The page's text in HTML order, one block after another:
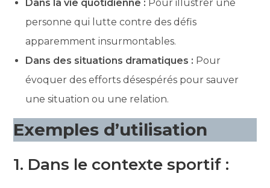
Dans la vie quotidienne : Pour illustrer une
personne qui lutte contre des défis
apparemment insurmontables.
Dans des situations dramatiques : Pour
évoquer des efforts désespérés pour sauver
une situation ou une relation.
Exemples d’utilisation
1. Dans le contexte sportif :